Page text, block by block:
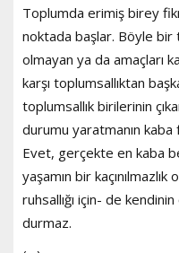
Toplumda erimiş birey
noktada başlar. Böyle bir
olmayan ya da amaçları
karşı toplumsallıktan
toplumsallık birilerinin
durumu yaratmanın
Evet, gerçekte en kaba
yaşamın bir
ruhsallığı için- de
durmaz.